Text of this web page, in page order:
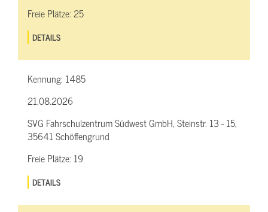
Freie Plätze:25
DETAILS
Kennung: 1485
21.08.2026
SVG Fahrschulzentrum Südwest GmbH, Steinstr. 13 - 15,
35641 Schöffengrund
Freie Plätze: 19
DETAILS